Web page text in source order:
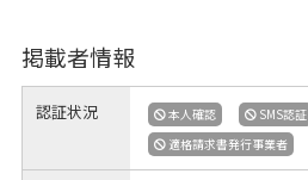
掲載者情報
認証状況 本人確認
SMS認証
適格請求書発行事業者